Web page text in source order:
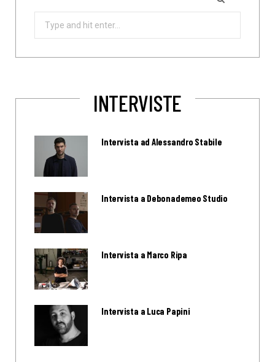
Search
INTERVISTE
Intervista ad Alessandro Stabile
Intervista a Debonademeo Studio
Intervista a Marco Ripa
Intervista a Luca Papini